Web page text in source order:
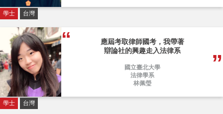
學士 台灣
應屆考取律師國考，我帶著
辯論社的興趣走入法律系
國立臺北大學
法律學系
林佩瑩
學士 台灣